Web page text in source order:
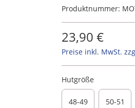
Produktnummer:
23,90 €
Preise inkl. MwSt.
Hutgröße
48-49 50-51